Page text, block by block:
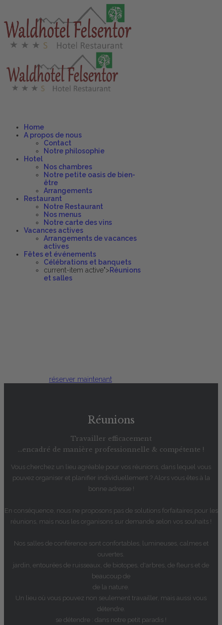
Home
A propos de nous
Contact
Notre philosophie
Hotel
Nos chambres
Notre petite oasis de bien-
être
Arrangements
Restaurant
Notre Restaurant
Nos menus
Notre carte des vins
Vacances actives
Arrangements de vacances
actives
Fêtes et événements
Célébrations et banquets
current-item active">Réunions
et salles
réserver maintenant
Réunions
Travailler efficacement
...encadré de manière professionnelle & compétente !
Vous cherchez un lieu agréable pour vos réunions, dans lequel vous
pouvez organiser et planifier individuellement ? Alors vous êtes à la
bonne adresse !
En conséquence, nous ne proposons pas de solutions forfaitaires pour les
réunions, mais nous les organisons sur demande selon vos souhaits !
Nos salles de conférence sont confortables, lumineuses, calmes et
ouvertes.
jardin, entourées de ruisseaux, de biotopes, d'arbres, de fleurs et de
beaucoup de
de la nature.
Un lieu où vous pouvez non seulement travailler, mais aussi vous
détendre.
se détendre : dans notre petit paradis !